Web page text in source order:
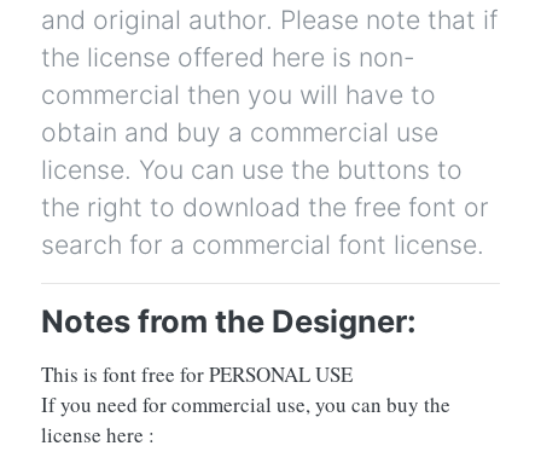
and original author. Please note that if
the license offered here is non-
commercial then you will have to
obtain and buy a commercial use
license. You can use the buttons to
the right to download the free font or
search for a commercial font license.
Notes from the Designer:
This is font free for PERSONAL USE
If you need for commercial use, you can buy the
license here :